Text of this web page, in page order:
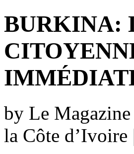
BURKINA:
by Le
la Côte